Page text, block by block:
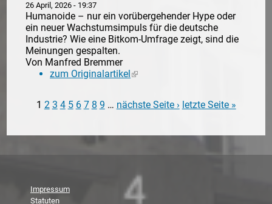
26 April, 2026 - 19:37
Humanoide – nur ein vorübergehender Hype oder
ein neuer Wachstumsimpuls für die deutsche
Industrie? Wie eine Bitkom-Umfrage zeigt, sind die
Meinungen gespalten.
Von Manfred Bremmer
zum Originalartikel(link is external)
Seiten
1 2 3 4 5 6 7 8 9 … nächste Seite › letzte Seite »
Impressum
Statuten